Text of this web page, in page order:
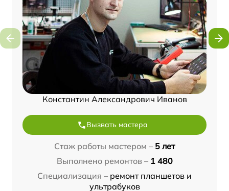
Константин Александрович Иванов
Вызвать мастера
Стаж работы мастером – 5 лет
Выполнено ремонтов – 1 480
Специализация – ремонт планшетов и
ультрабуков